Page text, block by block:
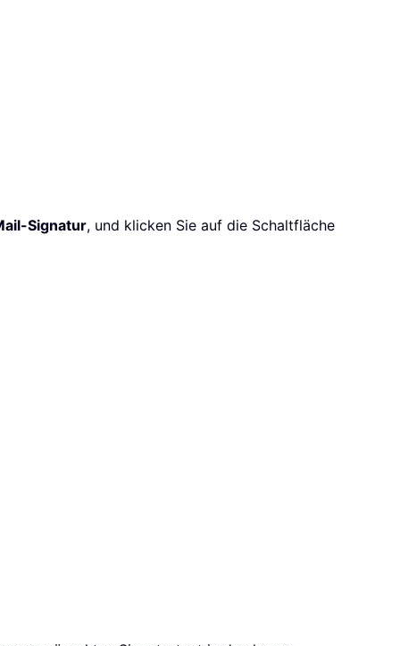
Signatur, und klicken Sie auf die Schaltfläche